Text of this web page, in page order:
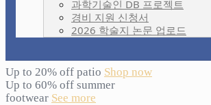
과학기술인 DB 프로젝트
경비 지원 신청서
2026 학술지 논문 업로드
Up to 20% off patio Shop now
Up to 60% off summer
footwear See more